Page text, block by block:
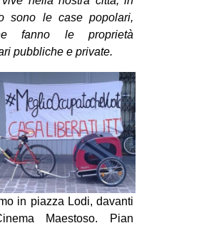
MOVIMENTI
AMBIENTE
ALL’ABITARE
GENERI
MIGRAZIONI
PRECARIATO
REPRESSIONE
STUDENTI
sono le case popolari,
fanno le proprietà
pubbliche e private.
in piazza Lodi, davanti
Maestoso. Pian